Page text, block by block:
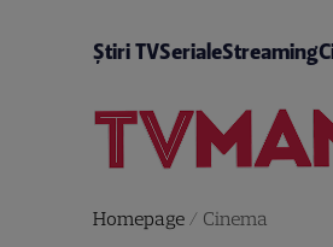
Știri TVSerialeStreaming
Homepage/ Cinema